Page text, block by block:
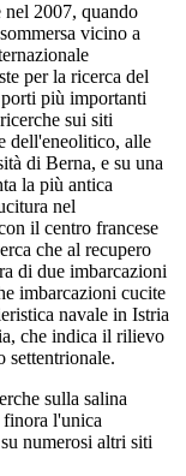
2007, quando
vicino a
per la ricerca del
più importanti
sui siti
dell'eneolitico, alle
di Berna, e su una
la più antica
nel
il centro francese
che al recupero
di due imbarcazioni
imbarcazioni cucite
navale in Istria
che indica il rilievo
settentrionale.
sulla salina
l'unica
numerosi altri siti